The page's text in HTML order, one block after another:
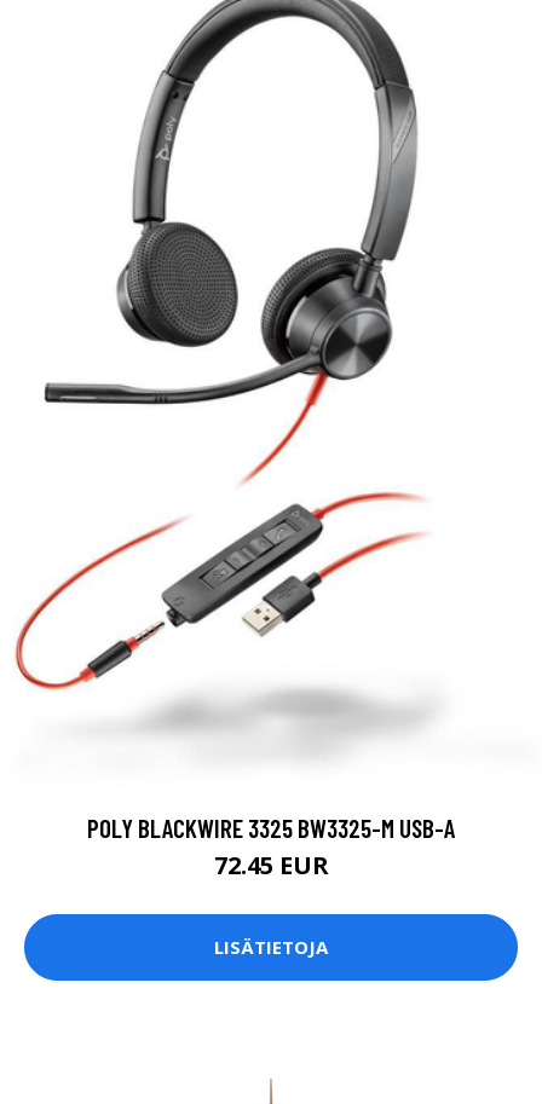
POLY BLACKWIRE 3325 BW3325-M USB-A
72.45 EUR
LISÄTIETOJA